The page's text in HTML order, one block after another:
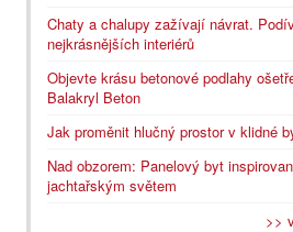
Chaty a chalupy zažívají návrat.
nejkrásnějších interiérů
Objevte krásu betonové podlahy
Balakryl Beton
Jak proměnit hlučný prostor v klidné
Nad obzorem: Panelový byt
jachtařským světem
>>